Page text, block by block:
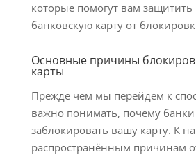
которые помогут вам
банковскую карту от
Основные причины
карты
Прежде чем мы перейдем к
важно понимать, почему банки
заблокировать вашу карту. К
распространённым причинам